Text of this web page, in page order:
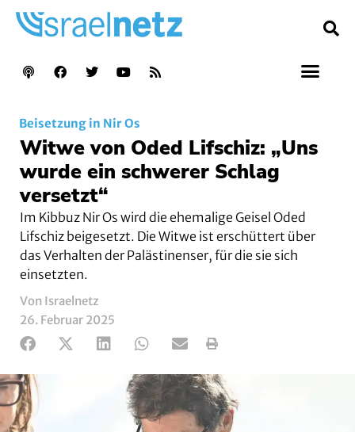
Beisetzung in Nir Os
Witwe von Oded Lifschiz: „Uns
wurde ein schwerer Schlag
versetzt“
Im Kibbuz Nir Os wird die ehemalige Geisel Oded
Lifschiz beigesetzt. Die Witwe ist erschüttert über
das Verhalten der Palästinenser, für die sie sich
einsetzten.
Von Israelnetz
26. Februar 2025